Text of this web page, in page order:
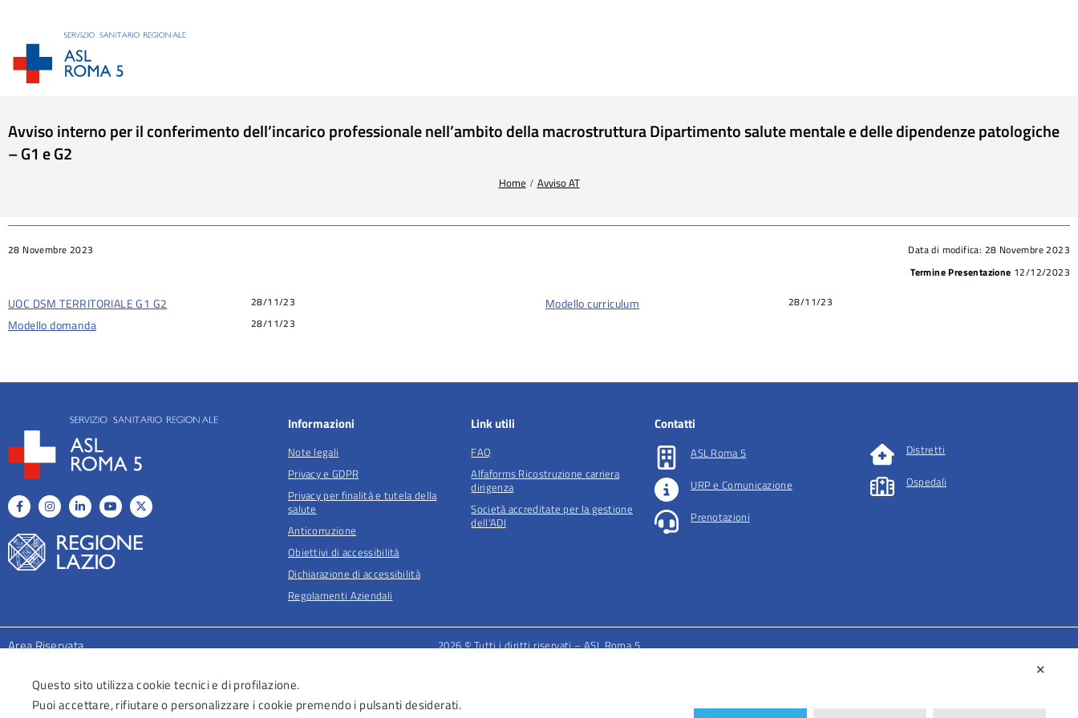
Avviso interno per il conferimento dell’incarico professionale nell’ambito della macrostruttura Dipartimento salute mentale e delle dipendenze patologiche
– G1 e G2
Home Avviso AT
Data di modifica: 28 Novembre 2023
28 Novembre 2023
Termine Presentazione 12/12/2023
UOC DSM TERRITORIALE G1 G2 28/11/23
Modello domanda 28/11/23
Modello curriculum 28/11/23
Informazioni
Note legali
Privacy e GDPR
Privacy per finalità e tutela della
salute
Anticorruzione
Obiettivi di accessibilità
Dichiarazione di accessibilità
Regolamenti Aziendali
Link utili
FAQ
Alfaforms Ricostruzione carriera
dirigenza
Società accreditate per la gestione
dell'ADI
Contatti
ASL Roma 5
URP e Comunicazione
Prenotazioni
Distretti
Ospedali
Area Riservata 2026 © Tutti i diritti riservati – ASL Roma 5
✕
Questo sito utilizza cookie tecnici e di profilazione.
Puoi accettare, rifiutare o personalizzare i cookie premendo i pulsanti desiderati.